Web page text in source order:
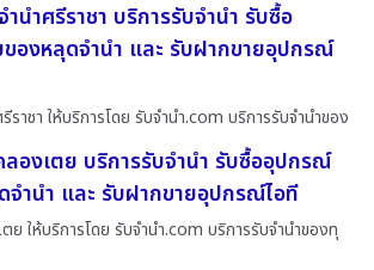
นำศรีราชา บริการรับจำนำ รับซื้อ
องหลุดจำนำ และ รับฝากขายอุปกรณ์
ราชา ให้บริการโดย รับจํานํา.com บริการรับจำนำของ
องเตย บริการรับจำนำ รับซื้ออุปกรณ์
จำนำ และ รับฝากขายอุปกรณ์ไอที
ย ให้บริการโดย รับจํานํา.com บริการรับจำนำของทุ